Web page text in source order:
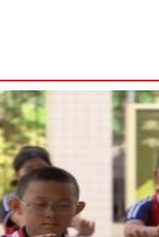
中华一家亲】